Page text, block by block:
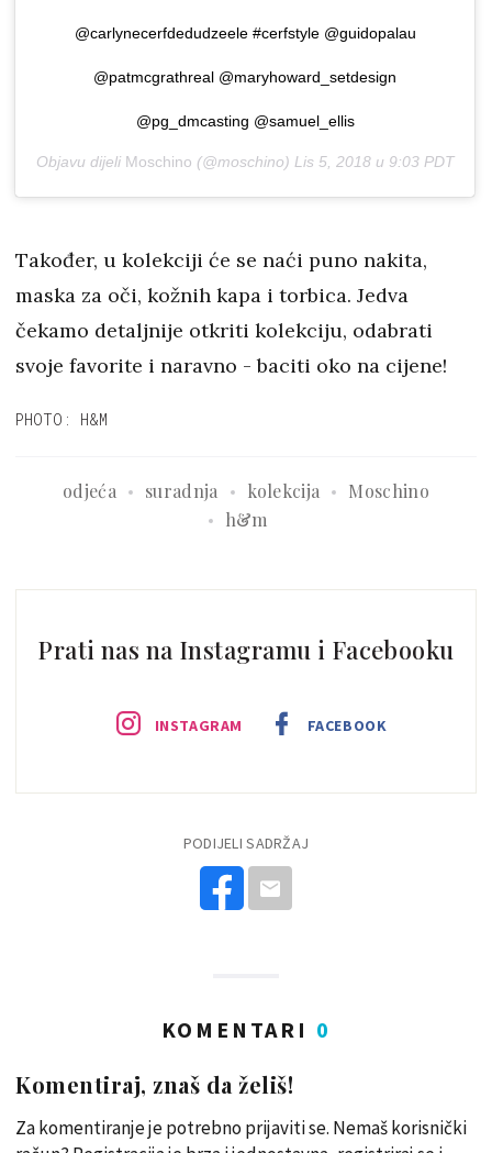
@carlynecerfdedudzeele #cerfstyle @guidopalau
@patmcgrathreal @maryhoward_setdesign
@pg_dmcasting @samuel_ellis
Objavu dijeli Moschino (@moschino) Lis 5, 2018 u 9:03 PDT
Također, u kolekciji će se naći puno nakita,
maska za oči, kožnih kapa i torbica. Jedva
čekamo detaljnije otkriti kolekciju, odabrati
svoje favorite i naravno - baciti oko na cijene!
PHOTO: H&M
odjeća suradnja kolekcija
Moschino
h&m
Prati nas na Instagramu i Facebooku
INSTAGRAM FACEBOOK
PODIJELI SADRŽAJ
KOMENTARI 0
Komentiraj, znaš da želiš!
Za komentiranje je potrebno prijaviti se. Nemaš korisnički